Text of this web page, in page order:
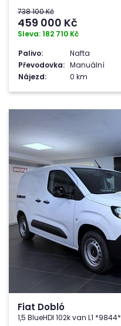
738 100 Kč
459 000 Kč
Sleva: 182 710 Kč
Palivo:
Nafta
Převodovka: Manuální
Nájezd:
0 km
Fiat Dobló
1,5 BlueHDI 102k van L1 *9844*